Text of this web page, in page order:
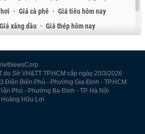
Giá cà phê
Giá tiêu hôm nay
Giá xăng dầu
Giá thép hôm nay
Sở VH&TT TP.HCM cấp ngày 20/3/2026
Điện Biên Phủ - Phường Gia Định - TP.HCM
Phú - Phường Ba Đình - TP. Hà Nội
Hoàng Hữu Lợi